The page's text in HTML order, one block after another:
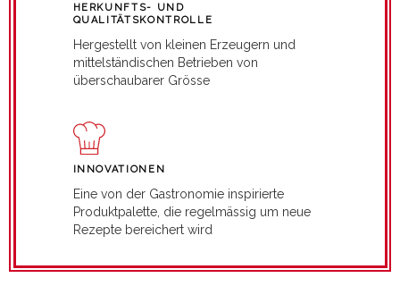
HERKUNFTS- UND
QUALITÄTSKONTROLLE
Hergestellt von kleinen Erzeugern und
mittelständischen Betrieben von
überschaubarer Grösse
INNOVATIONEN
Eine von der Gastronomie inspirierte
Produktpalette, die regelmässig um neue
Rezepte bereichert wird